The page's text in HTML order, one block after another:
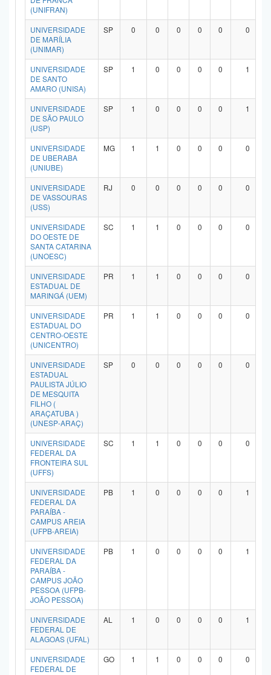
(UNIFRAN)
UNIVERSIDADE
DE MARÍLIA
(UNIMAR)
SP 0 0 0 0 0 0
UNIVERSIDADE
DE SANTO
AMARO (UNISA)
SP 1 0 0 0 0 1
UNIVERSIDADE
DE SÃO PAULO
(USP)
SP 1 0 0 0 0 1
UNIVERSIDADE
DE UBERABA
(UNIUBE)
MG 1 1 0 0 0 0
UNIVERSIDADE
DE VASSOURAS
(USS)
RJ 0 0 0 0 0 0
UNIVERSIDADE
DO OESTE DE
SANTA CATARINA
(UNOESC)
SC 1 1 0 0 0 0
UNIVERSIDADE
ESTADUAL DE
MARINGÁ (UEM)
PR 1 1 0 0 0 0
UNIVERSIDADE
ESTADUAL DO
CENTRO-OESTE
(UNICENTRO)
PR 1 1 0 0 0 0
UNIVERSIDADE
ESTADUAL
PAULISTA JÚLIO
DE MESQUITA
FILHO (
ARAÇATUBA )
(UNESP-ARAÇ)
SP 0 0 0 0 0 0
UNIVERSIDADE
FEDERAL DA
FRONTEIRA SUL
(UFFS)
SC 1 1 0 0 0 0
UNIVERSIDADE
FEDERAL DA
PARAÍBA -
CAMPUS AREIA
(UFPB-AREIA)
PB 1 0 0 0 0 1
UNIVERSIDADE
FEDERAL DA
PARAÍBA -
CAMPUS JOÃO
PESSOA (UFPB-
JOÃO PESSOA)
PB 1 0 0 0 0 1
UNIVERSIDADE
FEDERAL DE
ALAGOAS (UFAL)
AL 1 0 0 0 0 1
UNIVERSIDADE
FEDERAL DE
GO 1 1 0 0 0 0